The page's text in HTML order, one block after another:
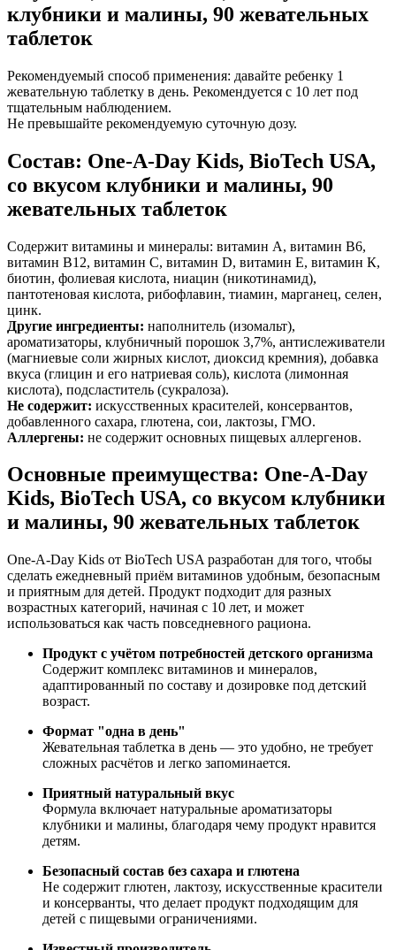
клубники и малины, 90 жевательных
таблеток
Рекомендуемый способ применения: давайте ребенку 1
жевательную таблетку в день. Рекомендуется с 10 лет под
тщательным наблюдением.
Не превышайте рекомендуемую суточную дозу.
Состав: One-A-Day Kids, BioTech USA,
со вкусом клубники и малины, 90
жевательных таблеток
Содержит витамины и минералы: витамин А, витамин В6,
витамин В12, витамин С, витамин D, витамин Е, витамин К,
биотин, фолиевая кислота, ниацин (никотинамид),
пантотеновая кислота, рибофлавин, тиамин, марганец, селен,
цинк.
Другие ингредиенты: наполнитель (изомальт),
ароматизаторы, клубничный порошок 3,7%, антислеживатели
(магниевые соли жирных кислот, диоксид кремния), добавка
вкуса (глицин и его натриевая соль), кислота (лимонная
кислота), подсластитель (сукралоза).
Не содержит: искусственных красителей, консервантов,
добавленного сахара, глютена, сои, лактозы, ГМО.
Аллергены: не содержит основных пищевых аллергенов.
Основные преимущества: One-A-Day
Kids, BioTech USA, со вкусом клубники
и малины, 90 жевательных таблеток
One-A-Day Kids от BioTech USA разработан для того, чтобы
сделать ежедневный приём витаминов удобным, безопасным
и приятным для детей. Продукт подходит для разных
возрастных категорий, начиная с 10 лет, и может
использоваться как часть повседневного рациона.
Продукт с учётом потребностей детского организма
Содержит комплекс витаминов и минералов,
адаптированный по составу и дозировке под детский
возраст.
Формат "одна в день"
Жевательная таблетка в день — это удобно, не требует
сложных расчётов и легко запоминается.
Приятный натуральный вкус
Формула включает натуральные ароматизаторы
клубники и малины, благодаря чему продукт нравится
детям.
Безопасный состав без сахара и глютена
Не содержит глютен, лактозу, искусственные красители
и консерванты, что делает продукт подходящим для
детей с пищевыми ограничениями.